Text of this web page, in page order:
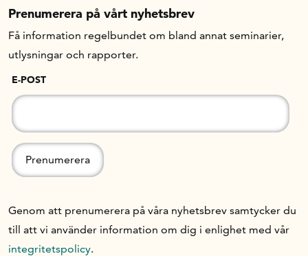
Prenumerera på vårt nyhetsbrev
Få information regelbundet om bland annat seminarier,
utlysningar och rapporter.
E-POST
Genom att prenumerera på våra nyhetsbrev samtycker du
till att vi använder information om dig i enlighet med vår
integritetspolicy.